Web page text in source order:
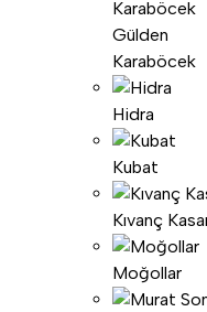
Gülden
Karaböcek
Hidra
Kubat
Kıvanç
Moğollar